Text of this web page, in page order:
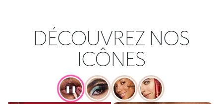
DÉCOUVREZ NOS
ICÔNES
❚❚